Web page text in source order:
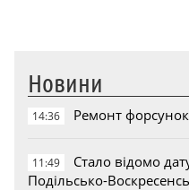
Новини
14:36 Ремонт
11:49
Стало відомо
Подільсько-